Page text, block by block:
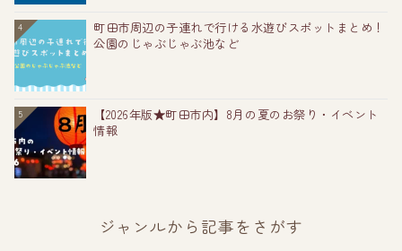
4
町田市周辺の子連れで行ける水遊びスポットまとめ！
公園のじゃぶじゃぶ池など
5
【2026年版★町田市内】8月の夏のお祭り・イベント
情報
ジャンルから記事をさがす